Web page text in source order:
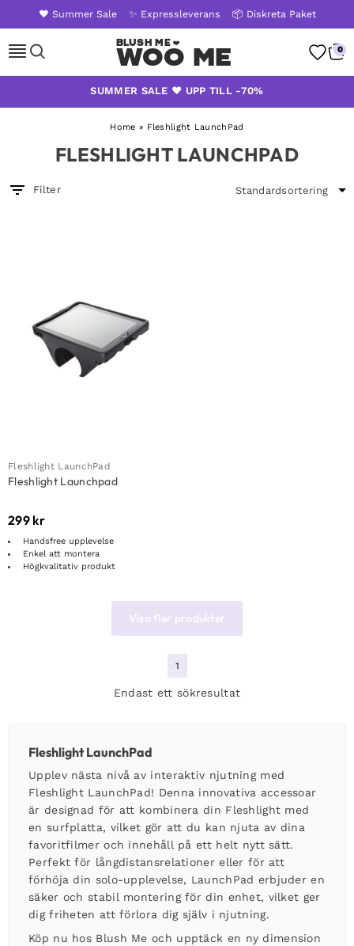
❤️ Summer Sale ✨ Expressleverans 📦 Diskreta Paket
Woo Me 0
SUMMER SALE ❤️ UPP TILL -70%
Home » Fleshlight LaunchPad
FLESHLIGHT LAUNCHPAD
Filter
Fleshlight LaunchPad
Fleshlight Launchpad
299 kr
Handsfree upplevelse
Enkel att montera
Högkvalitativ produkt
Visa fler produkter
1
Endast ett sökresultat
Fleshlight LaunchPad
Upplev nästa nivå av interaktiv njutning med
Fleshlight LaunchPad! Denna innovativa accessoar
är designad för att kombinera din Fleshlight med
en surfplatta, vilket gör att du kan njuta av dina
favoritfilmer och innehåll på ett helt nytt sätt.
Perfekt för långdistansrelationer eller för att
förhöja din solo-upplevelse, LaunchPad erbjuder en
säker och stabil montering för din enhet, vilket ger
dig friheten att förlora dig själv i njutning.
Köp nu hos Blush Me och upptäck en ny dimension